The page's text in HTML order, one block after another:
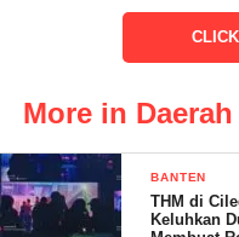
Disampaikan Rajudin
Tahun 2004 tentang Sistem
“Dimana, sebagai
mempersiapkan rancangan
More in Daerah
BANTEN
THM di
Keluhkan